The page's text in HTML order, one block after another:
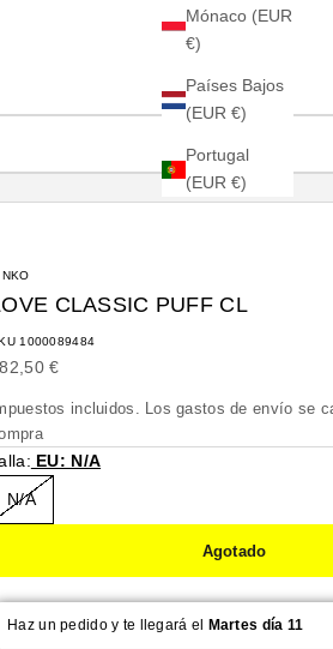
Mónaco (EUR
€)
Países Bajos
(EUR €)
Portugal
(EUR €)
CLASSIC PUFF CL
1000089484
de oferta
€
incluidos. Losgastos de envío se
EU: N/A
N/A
Agotado
Haz un pedido y te llegará el Martes día 11